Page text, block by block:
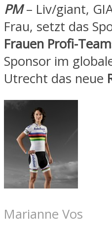
PM– Liv/giant,
Frau, setzt das
Frauen Profi-
Sponsor im
Utrecht das neue
Marianne Vos